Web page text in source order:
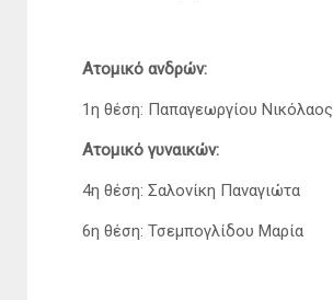
Ατομικό ανδρών:
1η θέση: Παπαγεωργίου Νικόλαος
Ατομικό γυναικών:
4η θέση: Σαλονίκη Παναγιώτα
6η θέση: Τσεμπογλίδου Μαρία